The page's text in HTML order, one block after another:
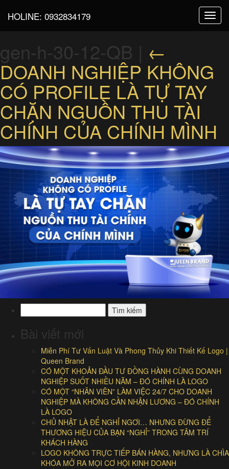
HOLINE: 0932834179
gen-h-30-12-QB | ←
DOANH NGHIỆP KHÔNG
CÓ PROFILE LÀ TỰ TAY
CHẶN NGUỒN THU TÀI
CHÍNH CỦA CHÍNH MÌNH
kiếm
cho:
Bài viết mới
Miễn Phí Tư Vấn Luật Và Phong Thủy Khi Thiết Kế Logo |
Queen Brand
CÓ MỘT KHOẢN ĐẦU TƯ ĐỒNG HÀNH CÙNG DOANH
NGHIỆP SUỐT NHIỀU NĂM – ĐÓ CHÍNH LÀ LOGO
CÓ MỘT “NHÂN VIÊN” LÀM VIỆC 24/7 CHO DOANH
NGHIỆP MÀ KHÔNG CẦN NHẬN LƯƠNG – ĐÓ CHÍNH
LÀ LOGO
CHỦ NHẬT LÀ ĐỂ NGHỈ NGƠI… NHƯNG ĐỪNG ĐỂ
THƯƠNG HIỆU CỦA BẠN “NGHỈ” TRONG TÂM TRÍ
KHÁCH HÀNG
LOGO KHÔNG TRỰC TIẾP BÁN HÀNG, NHƯNG LÀ CHÌA
KHÓA MỞ RA MỌI CƠ HỘI KINH DOANH